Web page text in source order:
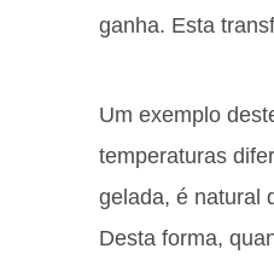
ganha. Esta
Um exemplo
temperaturas
gelada, é natural
Desta forma,